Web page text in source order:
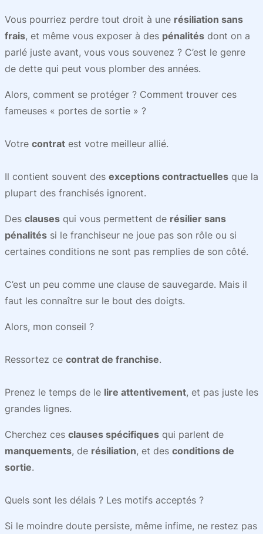
Vous pourriez perdre tout droit à une résiliation sans
frais, et même vous exposer à des pénalités dont on a
parlé juste avant, vous vous souvenez ? C’est le genre
de dette qui peut vous plomber des années.
Alors, comment se protéger ? Comment trouver ces
fameuses « portes de sortie » ?
Votre contrat est votre meilleur allié.
Il contient souvent des exceptions contractuelles que la
plupart des franchisés ignorent.
Des clauses qui vous permettent de résilier sans
pénalités si le franchiseur ne joue pas son rôle ou si
certaines conditions ne sont pas remplies de son côté.
C’est un peu comme une clause de sauvegarde. Mais il
faut les connaître sur le bout des doigts.
Alors, mon conseil ?
Ressortez ce contrat de franchise.
Prenez le temps de le lire attentivement, et pas juste les
grandes lignes.
Cherchez ces clauses spécifiques qui parlent de
manquements, de résiliation, et des conditions de
sortie.
Quels sont les délais ? Les motifs acceptés ?
Si le moindre doute persiste, même infime, ne restez pas